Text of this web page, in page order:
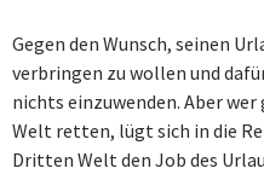
Gegen den Wunsch, seinen
verbringen zu wollen und
nichts einzuwenden. Aber
Welt retten, lügt sich in die
Dritten Welt den Job des